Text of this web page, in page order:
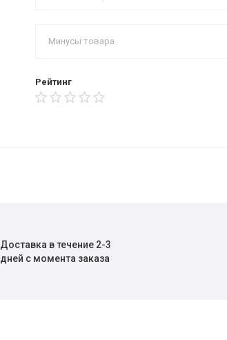
Рейтинг
Доставка в течение 2-3
дней с момента заказа